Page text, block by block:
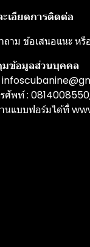
ะเอียดการติดต่อ
าม ข้อเสนอแนะ ห
ข้อมูลส่วนบุคคล
รศัพท์ :
นแบบฟอร์มได้ที่